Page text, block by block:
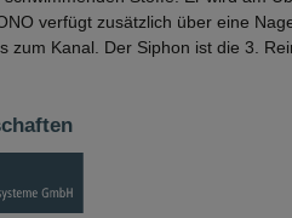
verfügt zusätzlich über eine
zum Kanal. Der Siphon ist die 3.